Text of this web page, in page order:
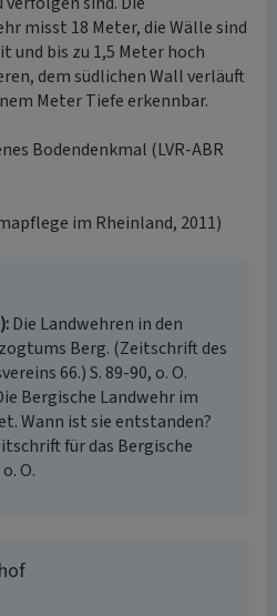
misst 18 Meter, die Wälle sind
und bis zu 1,5 Meter hoch
dem südlichen Wall verläuft
Meter Tiefe erkennbar.
Bodendenkmal (LVR-ABR
im Rheinland, 2011)
Die Landwehren in den
Berg. (Zeitschrift des
66.) S. 89-90, o. O.
Bergische Landwehr im
Wann ist sie entstanden?
für das Bergische
O.